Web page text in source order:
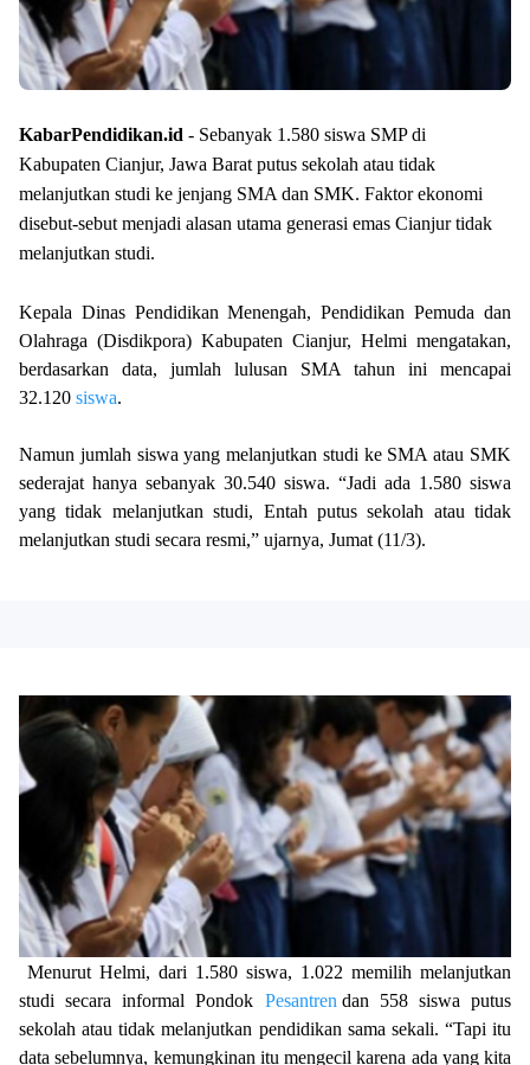
KabarPendidikan.id - Sebanyak 1.580 siswa SMP di
Kabupaten Cianjur, Jawa Barat putus sekolah atau tidak
melanjutkan studi ke jenjang SMA dan SMK. Faktor ekonomi
disebut-sebut menjadi alasan utama generasi emas Cianjur tidak
melanjutkan studi.
Kepala Dinas Pendidikan Menengah, Pendidikan Pemuda dan
Olahraga (Disdikpora) Kabupaten Cianjur, Helmi mengatakan,
berdasarkan data, jumlah lulusan SMA tahun ini mencapai
32.120 siswa.
Namun jumlah siswa yang melanjutkan studi ke SMA atau SMK
sederajat hanya sebanyak 30.540 siswa. “Jadi ada 1.580 siswa
yang tidak melanjutkan studi, Entah putus sekolah atau tidak
melanjutkan studi secara resmi,” ujarnya, Jumat (11/3).
Menurut Helmi, dari 1.580 siswa, 1.022 memilih melanjutkan
studi secara informal Pondok Pesantren dan 558 siswa putus
sekolah atau tidak melanjutkan pendidikan sama sekali. “Tapi itu
data sebelumnya, kemungkinan itu mengecil karena ada yang kita